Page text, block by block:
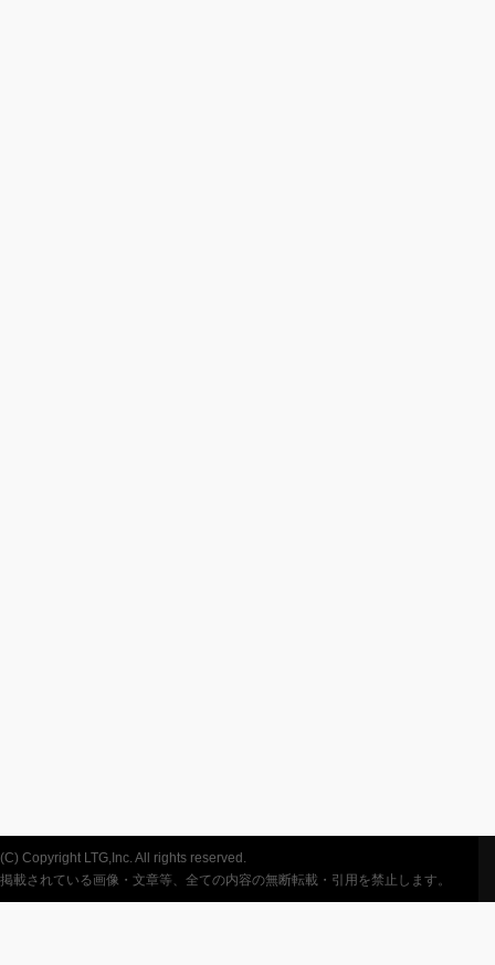
(C) Copyright LTG,Inc. All rights reserved.
掲載されている画像・文章等、全ての内容の無断転載・引用を禁止します。